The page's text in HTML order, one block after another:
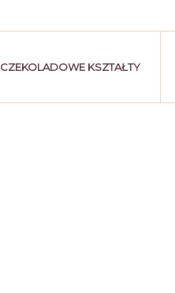
CZEKOLADOWE KSZTAŁTY